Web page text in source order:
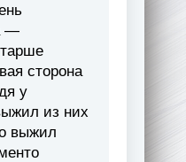
—
сторона
у
из них
выжил